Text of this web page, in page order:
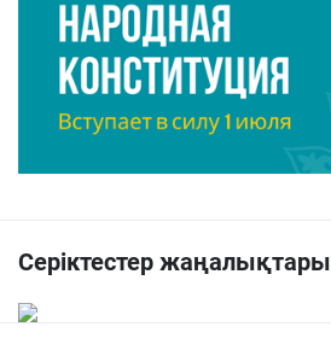
Серіктестер жаңалықтары